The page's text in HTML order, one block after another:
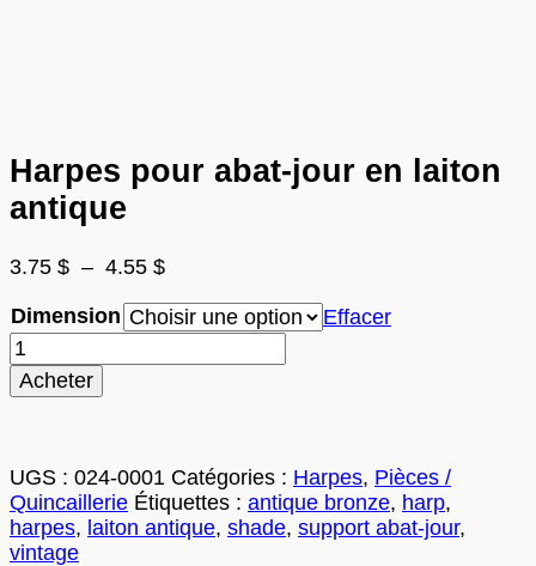
Harpes pour abat-jour en laiton
antique
3.75 $ – 4.55 $Plage
prix :
3.75 $
à
Dimension
Effacer
quantité
de
Harpes
jour
en
laiton
antique
Acheter
UGS : 024-0001 Catégories : Harpes, Pièces /
Quincaillerie Étiquettes : antique bronze, harp,
harpes, laiton antique, shade, support abat-jour,
vintage